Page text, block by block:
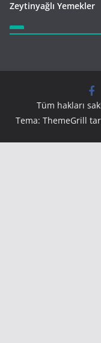
Zeytinyağlı Yemekler
Tüm hakları
Tema: ThemeGrill